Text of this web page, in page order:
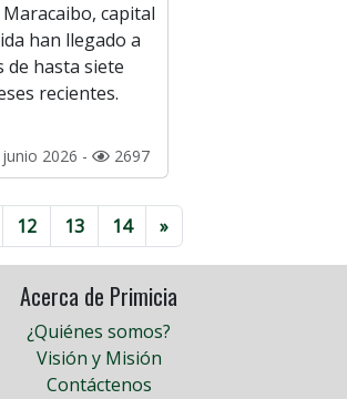
capital
han llegado a
hasta siete
recientes.
2026 - 2697
12 13 14 »
Acerca de Primicia
¿Quiénes somos?
Visión y Misión
Contáctenos